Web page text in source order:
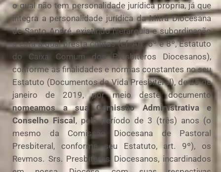
o qual não tem personalidade jurídica própria, já que
integra a personalidade jurídica da Mitra Diocesana
de Santo André, existindo hierarquia e subordinação
a esta à qual presta contas (cf. Art. 6º e 8º, Estatuto
do Caixa Comum dos Presbíteros Diocesanos),
conforme as finalidades e normas constantes no seu
Estatuto (Documentos da Vida Presbiteral), de 25 de
janeiro de 2019, por meio deste documento
nomeamos a sua Comissão Administrativa e
Conselho Fiscal , pelo período de 3 (três) anos (o
mesmo da Comissão Diocesana de Pastoral
Presbiteral, conforme seu Estatuto, art. 9º), os
Revmos. Srs. Presbíteros Diocesanos, incardinados